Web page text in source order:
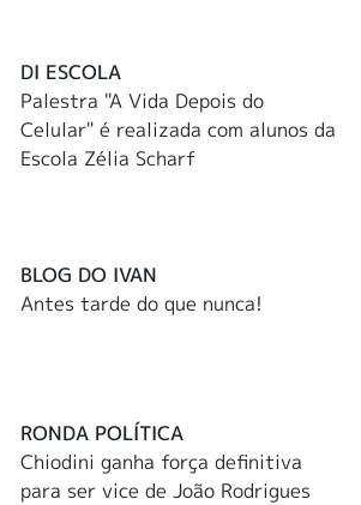
DI ESCOLA
Palestra "A Vida Depois do
Celular" é realizada com alunos da
Escola Zélia Scharf
BLOG DO IVAN
Antes tarde do que nunca!
RONDA POLÍTICA
Chiodini ganha força definitiva
para ser vice de João Rodrigues